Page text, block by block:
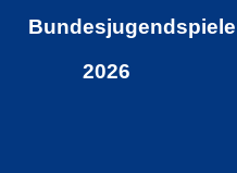
Bundesjugendspiele
2026